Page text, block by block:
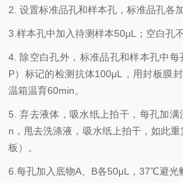
2. 设置标准品孔和样本孔，标准品孔各
3. 样本孔中加 入待测样本50μL；空白孔不
4.
除空白孔外，标准品孔和样本孔中
P）标记的检测抗体100μL，用封板膜
温箱温育60min。
5. 弃去液体，吸水纸上拍干，每孔加满
n，甩去洗涤液，吸水纸上拍干，如此
板）。
6. 每孔加入底物A、B各50μL，37℃避光